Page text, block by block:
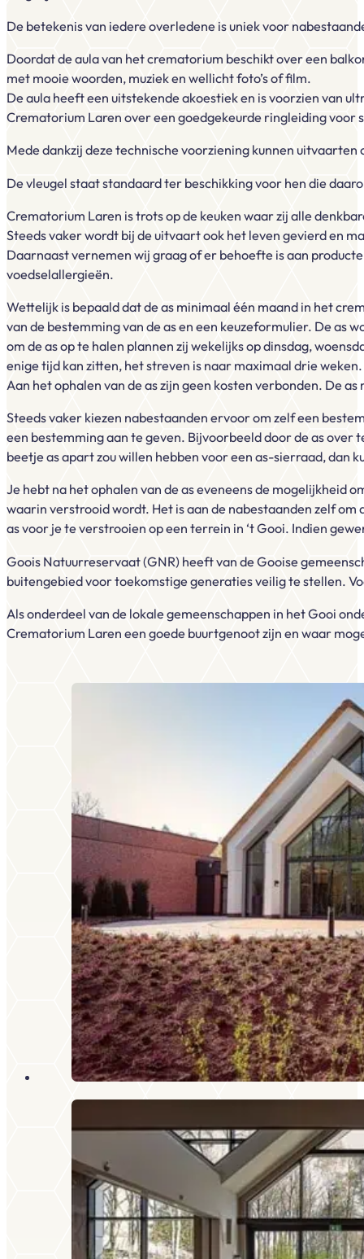
De betekenis van iedere overledene is uniek voor
Doordat de aula van het crematorium beschikt over een
met mooie woorden, muziek en wellicht foto’s of film.
De aula heeft een uitstekende akoestiek en is voorzien van
Crematorium Laren over een goedgekeurde ringleiding voor
Mede dankzij deze technische voorziening kunnen
De vleugel staat standaard ter beschikking voor hen die
Crematorium Laren is trots op de keuken waar zij alle
Steeds vaker wordt bij de uitvaart ook het leven gevierd en
Daarnaast vernemen wij graag of er behoefte is aan
voedselallergieën.
Wettelijk is bepaald dat de as minimaal één maand in het
van de bestemming van de as en een keuzeformulier. De
om de as op te halen plannen zij wekelijks op dinsdag,
enige tijd kan zitten, het streven is naar maximaal drie
Aan het ophalen van de as zijn geen kosten verbonden. De
Steeds vaker kiezen nabestaanden ervoor om zelf een
een bestemming aan te geven. Bijvoorbeeld door de as over
beetje as apart zou willen hebben voor een as-sierraad, dan
Je hebt na het ophalen van de as eveneens de mogelijkheid
waarin verstrooid wordt. Het is aan de nabestaanden zelf
as voor je te verstrooien op een terrein in ‘t Gooi. Indien
Goois Natuurreservaat (GNR) heeft van de Gooise
buitengebied voor toekomstige generaties veilig te stellen.
Als onderdeel van de lokale gemeenschappen in het Gooi
Crematorium Laren een goede buurtgenoot zijn en waar